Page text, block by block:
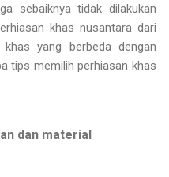
sebaiknya tidak dilakukan
khas nusantara dari
yang berbeda dengan
tips memilih perhiasan khas
dan material